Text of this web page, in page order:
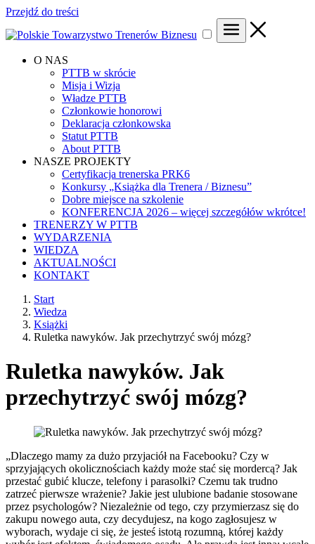
Przejdź do treści
O NAS
PTTB w skrócie
Misja i Wizja
Władze PTTB
Członkowie honorowi
Deklaracja członkowska
Statut PTTB
About PTTB
NASZE PROJEKTY
Certyfikacja trenerska PRK6
Konkursy „Książka dla Trenera / Biznesu”
Dobre miejsce na szkolenie
KONFERENCJA 2026 – więcej szczegółów wkrótce!
TRENERZY W PTTB
WYDARZENIA
WIEDZA
AKTUALNOŚCI
KONTAKT
Start
Wiedza
Książki
Ruletka nawyków. Jak przechytrzyć swój mózg?
Ruletka nawyków. Jak
przechytrzyć swój mózg?
„Dlaczego mamy za dużo przyjaciół na Facebooku? Czy w
sprzyjających okolicznościach każdy może stać się mordercą? Jak
przestać gubić klucze, telefony i parasolki? Czemu tak trudno
zatrzeć pierwsze wrażenie? Jakie jest ulubione badanie stosowane
przez psychologów? Niezależnie od tego, czy przymierzasz się do
zakupu nowego auta, czy decydujesz, na kogo zagłosujesz w
wyborach, wydaje ci się, że jesteś istotą rozumną, której każdy